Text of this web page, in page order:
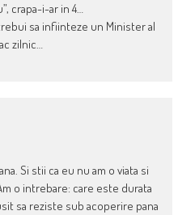
crapa-i-ar in 4…
sa infiinteze un Minister al
zilnic…
Si stii ca eu nu am o viata si
o intrebare: care este durata
sa reziste sub acoperire pana